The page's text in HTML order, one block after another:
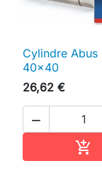
Cylindre Abus
40x40
26,62 €

